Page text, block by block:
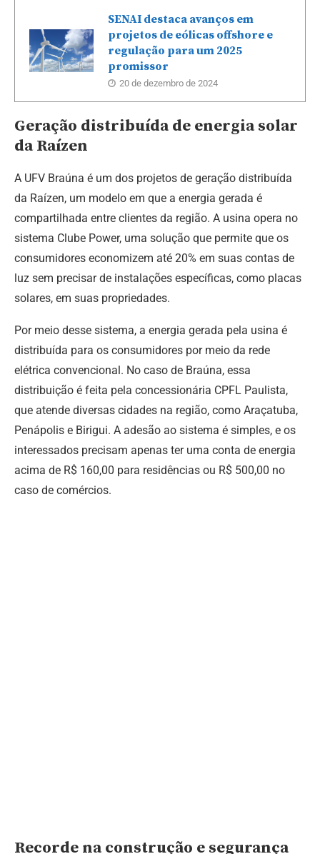
SENAI destaca avanços em
projetos de eólicas offshore e
regulação para um 2025
promissor
20 de dezembro de 2024
Geração distribuída de energia solar
da Raízen
A UFV Braúna é um dos projetos de geração distribuída
da Raízen, um modelo em que a energia gerada é
compartilhada entre clientes da região. A usina opera no
sistema Clube Power, uma solução que permite que os
consumidores economizem até 20% em suas contas de
luz sem precisar de instalações específicas, como placas
solares, em suas propriedades.
Por meio desse sistema, a energia gerada pela usina é
distribuída para os consumidores por meio da rede
elétrica convencional. No caso de Braúna, essa
distribuição é feita pela concessionária CPFL Paulista,
que atende diversas cidades na região, como Araçatuba,
Penápolis e Birigui. A adesão ao sistema é simples, e os
interessados precisam apenas ter uma conta de energia
acima de R$ 160,00 para residências ou R$ 500,00 no
caso de comércios.
Recorde na construção e segurança